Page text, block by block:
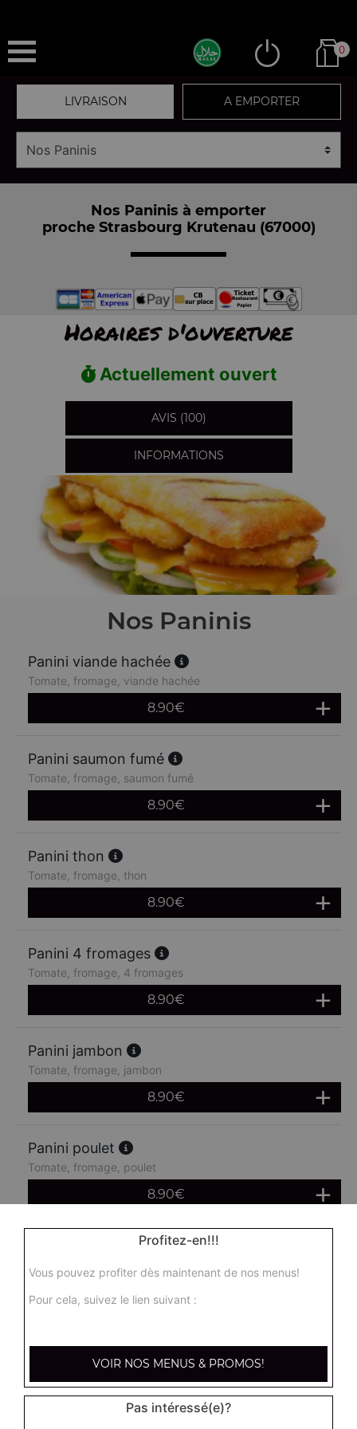
0
LIVRAISON A EMPORTER
Nos Paninis à emporter
proche Strasbourg Krutenau (67000)
Horaires d'ouverture
Actuellement ouvert
AVIS (100)
INFORMATIONS
Nos Paninis
Panini viande hachée
Tomate, fromage, viande hachée
8.90€
Panini saumon fumé
Tomate, fromage, saumon fumé
8.90€
Panini thon
Tomate, fromage, thon
8.90€
Panini 4 fromages
Tomate, fromage, 4 fromages
8.90€
Panini jambon
Tomate, fromage, jambon
8.90€
Panini poulet
Tomate, fromage, poulet
8.90€
Panini chèvre miel
8.90
Panini merguez
Tomates fraîches, fromage, merguez
8.90€
Profitez-en!!!
Vous pouvez profiter dès maintenant de nos menus!
Pour cela, suivez le lien suivant :
VOIR NOS MENUS & PROMOS!
Pas intéressé(e)?